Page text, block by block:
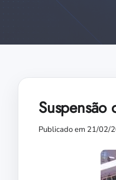
Suspensão
Publicado em 21/02/